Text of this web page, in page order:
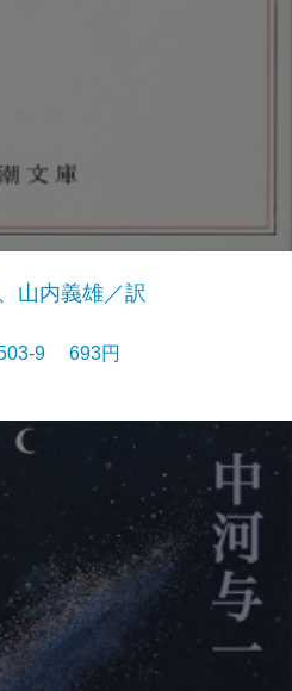
山内義雄／訳
9 693円